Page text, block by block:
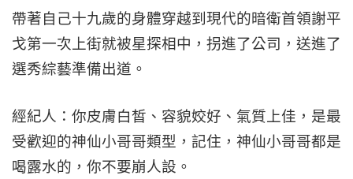
帶著自己十九歲的身體穿越到現代的暗衛首領謝平
戈第一次上街就被星探相中，拐進了公司，送進了
選秀綜藝準備出道。
經紀人：你皮膚白皙、容貌姣好、氣質上佳，是最
受歡迎的神仙小哥哥類型，記住，神仙小哥哥都是
喝露水的，你不要崩人設。